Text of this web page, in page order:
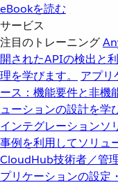
eBookを読む
サービス
注目のトレーニング
開されたAPIの検出と
理を学びます。
アプリ
ース：機能要件と非機
ューションの設計を学
インテグレーションソ
事例を利用してソリュ
CloudHub技術者／管
プリケーションの設定